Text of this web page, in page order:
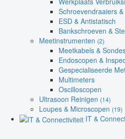
Schroevendraaiers
ESD & Antistatisch
Bankschroeven &
Meetinstrumenten (2)
Meetkabels &
Endoscopen &
Gespecialiseerde
Multimeters
Oscilloscopen
Ultrasoon Reinigen (14)
Loupes & Microscopen (19)
IT &